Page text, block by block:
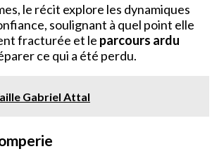
le récit explore les dynamiques
soulignant à quel point elle
fracturée et le parcours ardu
ce qui a été perdu.
Gabriel Attal